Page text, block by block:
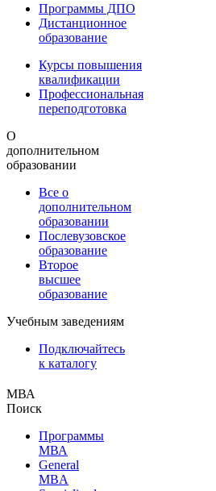
Программы ДПО
Дистанционное
образование
Курсы повышения
квалификации
Профессиональная
переподготовка
О
дополнительном
образовании
Все о
дополнительном
образовании
Послевузовское
образование
Второе
высшее
образование
Учебным заведениям
Подключайтесь
к каталогу
МВА
Поиск
Программы
МВА
General
MBA